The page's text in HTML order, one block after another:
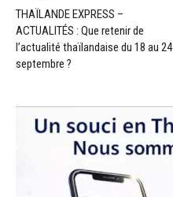
THAÏLANDE EXPRESS –
ACTUALITÉS : Que retenir de
l’actualité thaïlandaise du 18 au 24
septembre ?